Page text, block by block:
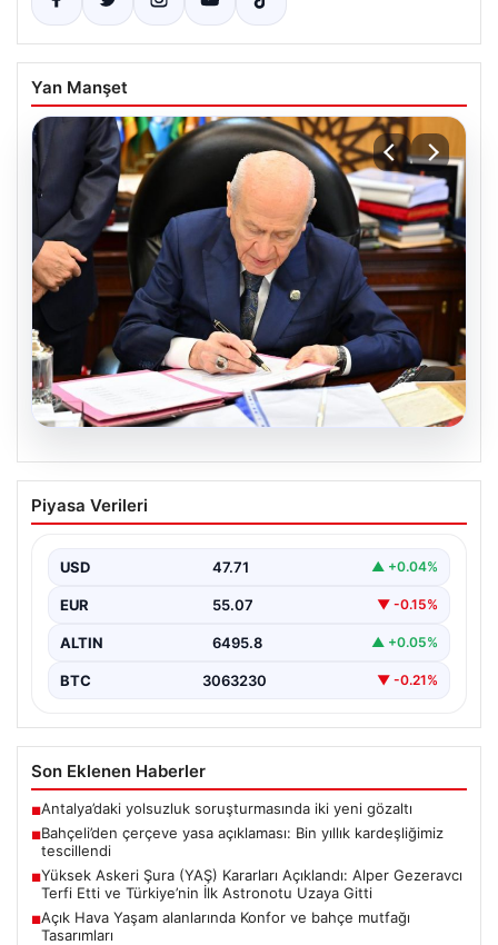
Yan Manşet
Bahçeli’den çerçeve yasa açıklaması:
Bin yıllık kardeşliğimiz tescillendi
Kardeşliğimiz Resmen Tescillendi”, “content”: “ Milliyetçi
Hareket…
Piyasa Verileri
USD 47.71 ▲ +0.04%
EUR 55.07 ▼ -0.15%
ALTIN 6495.8 ▲ +0.05%
BTC 3063230 ▼ -0.21%
Son Eklenen Haberler
■Antalya’daki yolsuzluk soruşturmasında iki yeni gözaltı
■Bahçeli’den çerçeve yasa açıklaması: Bin yıllık kardeşliğimiz
tescillendi
■Yüksek Askeri Şura (YAŞ) Kararları Açıklandı: Alper Gezeravcı
Terfi Etti ve Türkiye’nin İlk Astronotu Uzaya Gitti
■Açık Hava Yaşam alanlarında Konfor ve bahçe mutfağı
Tasarımları